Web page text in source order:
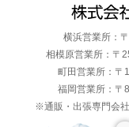
横浜営業所：
相模原営業所：〒
町田営業所：〒
福岡営業所：〒
※通販・出張専門会